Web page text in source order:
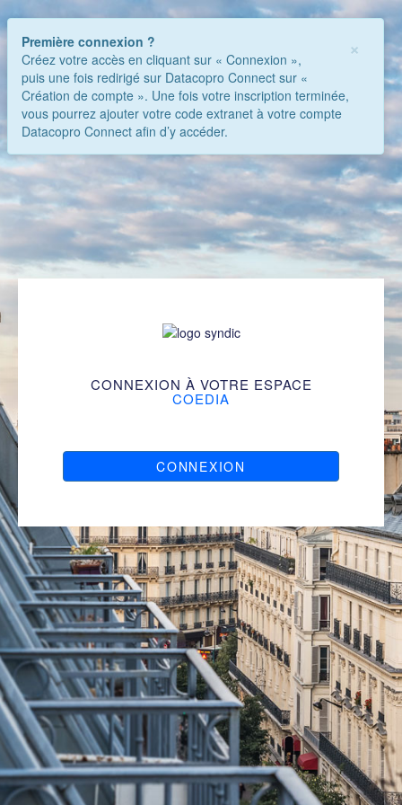
CONNEXION À VOTRE ESPACE
COEDIA
CONNEXION
×
Première connexion ?
Créez votre accès en cliquant sur « Connexion »,
puis une fois redirigé sur Datacopro Connect sur «
Création de compte ». Une fois votre inscription terminée,
vous pourrez ajouter votre code extranet à votre compte
Datacopro Connect afin d’y accéder.